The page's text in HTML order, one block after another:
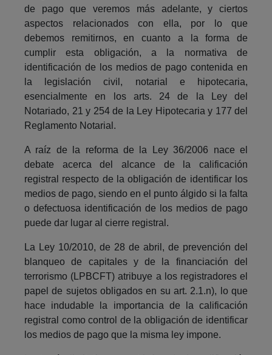
de pago que veremos más adelante, y ciertos
aspectos relacionados con ella, por lo que
debemos remitirnos, en cuanto a la forma de
cumplir esta obligación, a la normativa de
identificación de los medios de pago contenida en
la legislación civil, notarial e hipotecaria,
esencialmente en los arts. 24 de la Ley del
Notariado, 21 y 254 de la Ley Hipotecaria y 177 del
Reglamento Notarial.
A raíz de la reforma de la Ley 36/2006 nace el
debate acerca del alcance de la calificación
registral respecto de la obligación de identificar los
medios de pago, siendo en el punto álgido si la falta
o defectuosa identificación de los medios de pago
puede dar lugar al cierre registral.
La Ley 10/2010, de 28 de abril, de prevención del
blanqueo de capitales y de la financiación del
terrorismo (LPBCFT) atribuye a los registradores el
papel de sujetos obligados en su art. 2.1.n), lo que
hace indudable la importancia de la calificación
registral como control de la obligación de identificar
los medios de pago que la misma ley impone.